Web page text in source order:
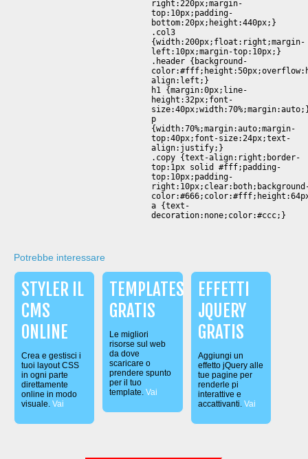
right:220px;margin-
top:10px;padding-
bottom:20px;height:440px;}
.col3
{width:200px;float:right;margin-
left:10px;margin-top:10px;}
.header {background-
align:left;}
h1 {margin:0px;line-
height:32px;font-
p
{width:70%;margin:auto;margin-
top:40px;font-size:24px;text-
align:justify;}
.copy {text-align:right;border-
top:1px solid #fff;padding-
top:10px;padding-
a {text-
decoration:none;color:#ccc;}
Potrebbe interessare
STYLER IL
CMS
ONLINE
Crea e gestisci i
tuoi layout CSS
in ogni parte
direttamente
online in modo
visuale. Vai
TEMPLATES
GRATIS
Le migliori
risorse sul web
da dove
scaricare o
prendere spunto
per il tuo
template.Vai
EFFETTI
JQUERY
GRATIS
Aggiungi un
effetto jQuery alle
tue pagine per
renderle pi
interattive e
accattivanti. Vai